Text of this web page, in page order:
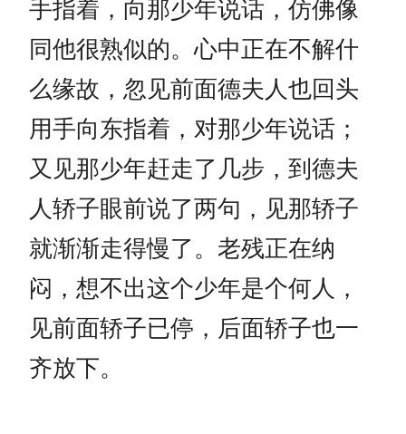
手指着，向那少年说话，仿佛像
同他很熟似的。心中正在不解什
么缘故，忽见前面德夫人也回头
用手向东指着，对那少年说话；
又见那少年赶走了几步，到德夫
人轿子眼前说了两句，见那轿子
就渐渐走得慢了。老残正在纳
闷，想不出这个少年是个何人，
见前面轿子已停，后面轿子也一
齐放下。